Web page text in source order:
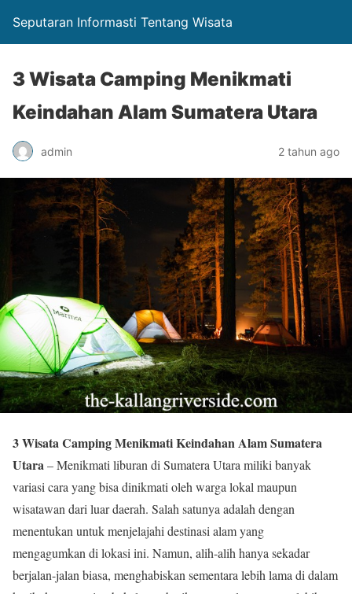
Seputaran Informasti Tentang Wisata
3 Wisata Camping Menikmati
Keindahan Alam Sumatera Utara
admin 2 tahun ago
3 Wisata Camping Menikmati Keindahan Alam Sumatera
Utara– Menikmati liburan di Sumatera Utara miliki banyak
variasi cara yang bisa dinikmati oleh warga lokal maupun
wisatawan dari luar daerah. Salah satunya adalah dengan
menentukan untuk menjelajahi destinasi alam yang
mengagumkan di lokasi ini. Namun, alih-alih hanya sekadar
berjalan-jalan biasa, menghabiskan sementara lebih lama di dalam